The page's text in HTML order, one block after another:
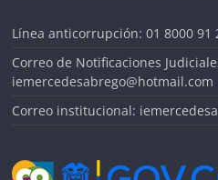
Línea anticorrupción: 01 8000 91
Correo de Notificaciones
iemercedesabrego@hotmail.com
Correo institucional: